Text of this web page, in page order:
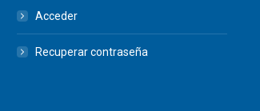
Acceder
Recuperar contraseña